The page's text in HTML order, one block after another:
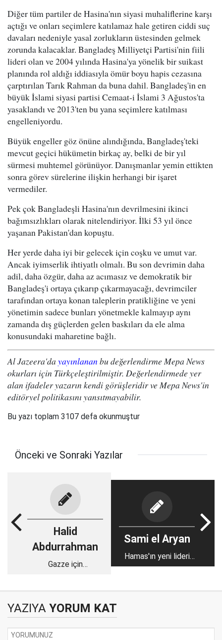
Diğer tüm partiler de Hasina'nın siyasi muhaliflerine karşı
açtığı ve onları seçimlere katılamaz hale getiren ciddi suç
davaları nedeniyle yasal zorlukların üstesinden gelmek
zorunda kalacaklar. Bangladeş Milliyetçi Partisi'nin fiili
lideri olan ve 2004 yılında Hasina'ya yönelik bir suikast
planında rol aldığı iddiasıyla ömür boyu hapis cezasına
çarptırılan Tarık Rahman da buna dahil. Bangladeş'in en
büyük İslami siyasi partisi Cemaat-i İslami 3 Ağustos'ta
yasaklandı ve 2013'ten bu yana seçimlere katılması
engelleniyordu.
Büyük engeller göz önüne alındığında, Bangladeş'teki
mevcut geçici hükümetin birkaç ay, belki de bir yıl
sürmesi muhtemel görünüyor. Danışmanlar yemin ettikten
sonra görev sürelerine ilişkin herhangi bir işaret
vermediler.
Pek çok Bangladeşli Hasina'nın devrilmesini ikinci
bağımsızlıkları olarak nitelendiriyor. İlki 53 yıl önce
yaşanan Pakistan'dan kopuştu.
Her yerde daha iyi bir gelecek için coşku ve umut var.
Ancak iyimserlik ihtiyatlı olmalı. Bu son devrimin daha
adil, daha özgür, daha az acımasız ve demokratik bir
Bangladeş'i ortaya çıkarıp çıkarmayacağı, devrimciler
tarafından ortaya konan taleplerin pratikliğine ve yeni
yönetimin sadece bunları yönetmekle kalmayıp aynı
zamanda dış güçlerden gelen baskıları da ele alma
konusundaki maharetine bağlı.
Al Jazeera'da yayınlanan bu değerlendirme Mepa News
okurları için Türkçeleştirilmiştir. Değerlendirmede yer
alan ifadeler yazarın kendi görüşleridir ve Mepa News'in
editöryel politikasını yansıtmayabilir.
Bu yazı toplam 3107 defa okunmuştur
Önceki ve Sonraki Yazılar
Halid
Abdurrahman
Gazze için
Sami el Aryan
Hamas'ın yeni lideri
Yahya Sinvar Filistin
YAZIYA YORUM KAT